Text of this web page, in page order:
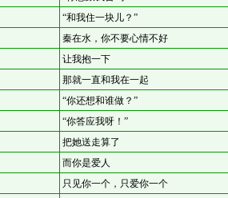
“和我住一块儿？”
秦在水，你不要心情不好
让我抱一下
那就一直和我在一起
“你还想和谁做？”
“你答应我呀！”
把她送走算了
而你是爱人
只见你一个，只爱你一个